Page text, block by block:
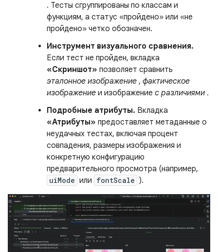
. Тесты сгруппированы по классам и
функциям, а статус «пройдено» или «не
пройдено» четко обозначен.
Инструмент визуального сравнения.
Если тест не пройден, вкладка
«Скриншот» позволяет сравнить
эталонное изображение , фактическое
изображение и изображение с различиями .
Подробные атрибуты. Вкладка
«Атрибуты» предоставляет метаданные о
неудачных тестах, включая процент
совпадения, размеры изображения и
конкретную конфигурацию
предварительного просмотра (например,
uiMode или fontScale ).